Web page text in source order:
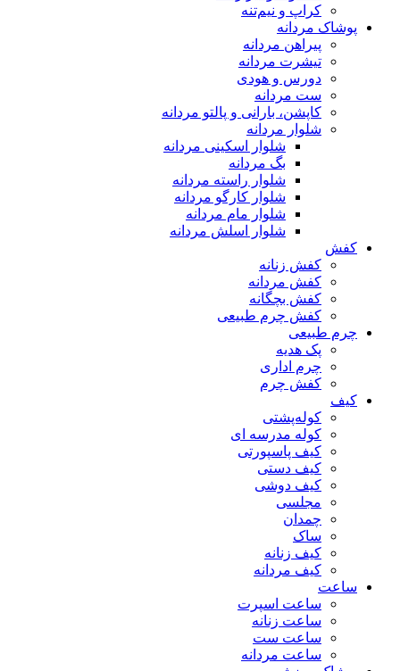
کراپ و نیم‌تنه
پوشاک مردانه
پیراهن مردانه
تیشرت مردانه
دورس و هودی
ست مردانه
کاپشن، بارانی و پالتو مردانه
شلوار مردانه
شلوار اسکینی مردانه
بگ مردانه
شلوار راسته مردانه
شلوار کارگو مردانه
شلوار مام مردانه
شلوار اسلش مردانه
کفش
کفش زنانه
کفش مردانه
کفش بچگانه
کفش چرم طبیعی
چرم طبیعی
پک هدیه
چرم اداری
کفش چرم
کیف
کوله‌پشتی
کوله مدرسه ای
کیف پاسپورتی
کیف دستی
کیف دوشی
مجلسی
چمدان
ساک
کیف زنانه
کیف مردانه
ساعت
ساعت اسپرت
ساعت زنانه
ساعت ست
ساعت مردانه